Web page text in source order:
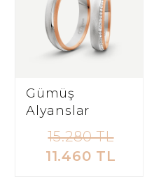
Gümüş
Alyanslar
15.280 TL
11.460 TL